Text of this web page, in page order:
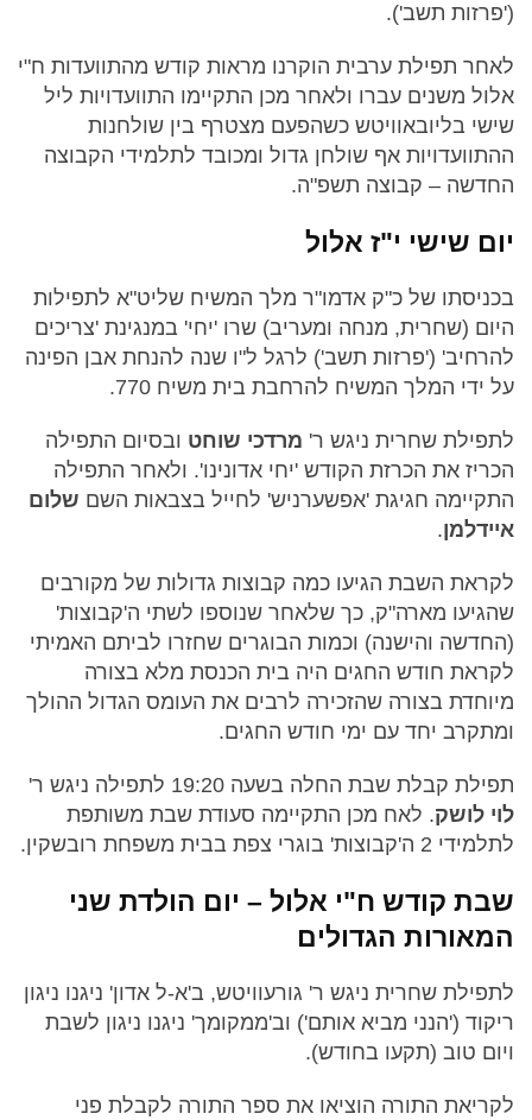
('פרזות תשב').
לאחר תפילת ערבית הוקרנו מראות קודש מהתוועדות ח"י
אלול משנים עברו ולאחר מכן התקיימו התוועדויות ליל
שישי בליובאוויטש כשהפעם מצטרף בין שולחנות
ההתוועדויות אף שולחן גדול ומכובד לתלמידי הקבוצה
החדשה – קבוצה תשפ"ה.
יום שישי י"ז אלול
בכניסתו של כ"ק אדמו"ר מלך המשיח שליט"א לתפילות
היום (שחרית, מנחה ומעריב) שרו 'יחי' במנגינת 'צריכים
להרחיב' ('פרזות תשב') לרגל ל"ו שנה להנחת אבן הפינה
על ידי המלך המשיח להרחבת בית משיח 770.
לתפילת שחרית ניגש ר' מרדכי שוחט ובסיום התפילה
הכריז את הכרזת הקודש 'יחי אדונינו'. ולאחר התפילה
התקיימה חגיגת 'אפשערניש' לחייל בצבאות השם שלום
איידלמן.
לקראת השבת הגיעו כמה קבוצות גדולות של מקורבים
שהגיעו מארה"ק, כך שלאחר שנוספו לשתי ה'קבוצות'
(החדשה והישנה) וכמות הבוגרים שחזרו לביתם האמיתי
לקראת חודש החגים היה בית הכנסת מלא בצורה
מיוחדת בצורה שהזכירה לרבים את העומס הגדול ההולך
ומתקרב יחד עם ימי חודש החגים.
תפילת קבלת שבת החלה בשעה 19:20 לתפילה ניגש ר'
לוי לושק. לאח מכן התקיימה סעודת שבת משותפת
לתלמידי 2 ה'קבוצות' בוגרי צפת בבית משפחת רובשקין.
שבת קודש ח"י אלול – יום הולדת שני
המאורות הגדולים
לתפילת שחרית ניגש ר' גורעוויטש, ב'א-ל אדון' ניגנו ניגון
ריקוד ('הנני מביא אותם') וב'ממקומך' ניגנו ניגון לשבת
ויום טוב (תקעו בחודש).
לקריאת התורה הוציאו את ספר התורה לקבלת פני